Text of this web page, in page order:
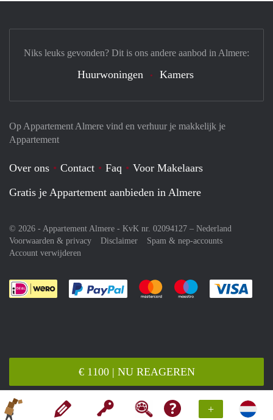
+
€ 1100 | NU REAGEREN
Op Appartement Almere vind en verhuur je makkelijk je
Appartement
Over ons Contact Faq
Voor Makelaars
Gratis je Appartement aanbieden in Almere
© 2026 - Appartement Almere - KvK nr. 02094127 – Nederland
Voorwaarden & privacy
Disclaimer
Spam & nep-accounts
Account verwijderen
Je rekent gemakkelijk af met Paypal
Je rekent gemakkelijk af met
Je rekent
Niks leuks gevonden? Dit is ons andere aanbod in Almere:
Huurwoningen Kamers